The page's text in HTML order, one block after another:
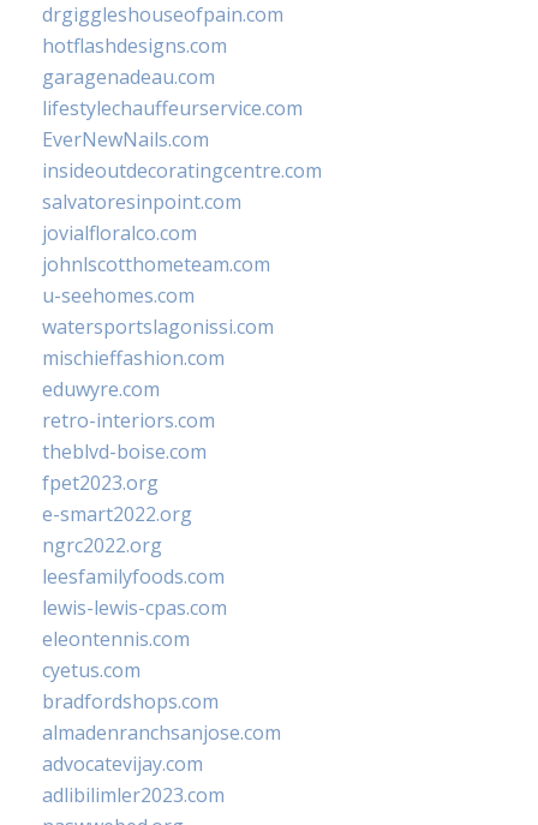
drgiggleshouseofpain.com
hotflashdesigns.com
garagenadeau.com
lifestylechauffeurservice.com
EverNewNails.com
insideoutdecoratingcentre.com
salvatoresinpoint.com
jovialfloralco.com
johnlscotthometeam.com
u-seehomes.com
watersportslagonissi.com
mischieffashion.com
eduwyre.com
retro-interiors.com
theblvd-boise.com
fpet2023.org
e-smart2022.org
ngrc2022.org
leesfamilyfoods.com
lewis-lewis-cpas.com
eleontennis.com
cyetus.com
bradfordshops.com
almadenranchsanjose.com
advocatevijay.com
adlibilimler2023.com